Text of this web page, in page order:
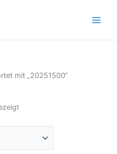
mit „20251500“